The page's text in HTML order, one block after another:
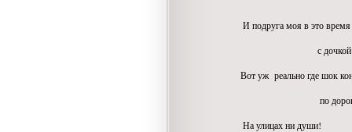
И подруга моя в это
с дочкой малой
Вот уж реально где шок
по дороге в
На улицах ни души!